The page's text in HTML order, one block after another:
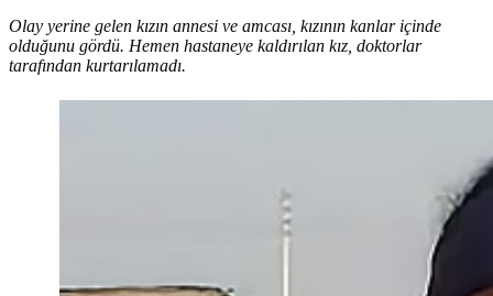
Olay yerine gelen kızın annesi ve amcası, kızının kanlar içinde
olduğunu gördü. Hemen hastaneye kaldırılan kız, doktorlar
tarafından kurtarılamadı.